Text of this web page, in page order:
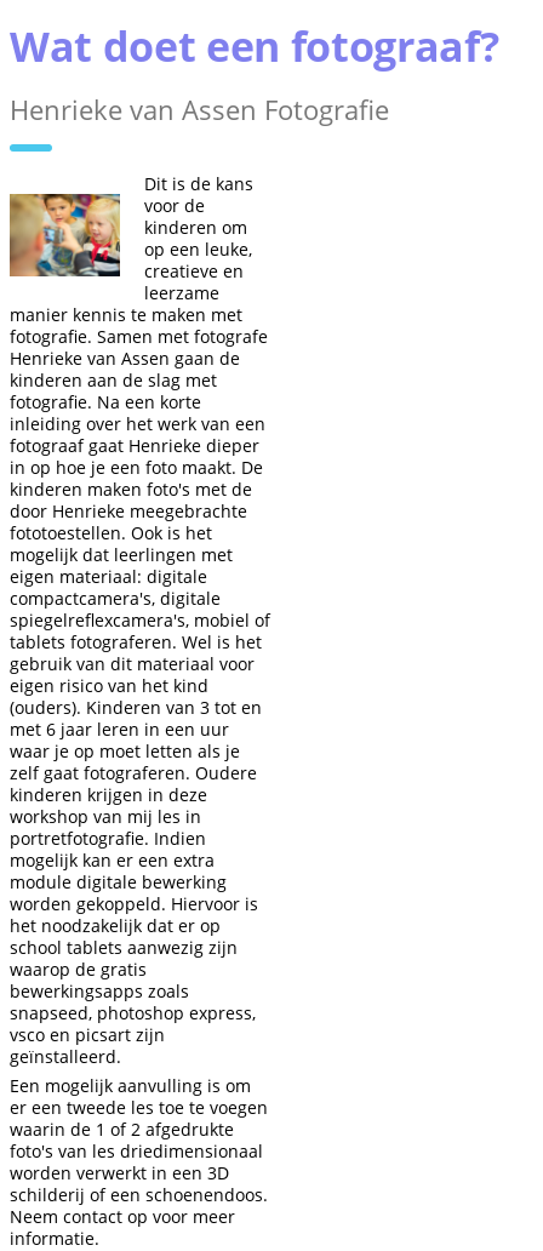
Wat doet een fotograaf?
Henrieke van Assen Fotografie
Dit is de kans
voor de
kinderen om
op een leuke,
creatieve en
leerzame
manier kennis te maken met
fotografie. Samen met fotografe
Henrieke van Assen gaan de
kinderen aan de slag met
fotografie. Na een korte
inleiding over het werk van een
fotograaf gaat Henrieke dieper
in op hoe je een foto maakt. De
kinderen maken foto's met de
door Henrieke meegebrachte
fototoestellen. Ook is het
mogelijk dat leerlingen met
eigen materiaal: digitale
compactcamera's, digitale
spiegelreflexcamera's, mobiel of
tablets fotograferen. Wel is het
gebruik van dit materiaal voor
eigen risico van het kind
(ouders). Kinderen van 3 tot en
met 6 jaar leren in een uur
waar je op moet letten als je
zelf gaat fotograferen. Oudere
kinderen krijgen in deze
workshop van mij les in
portretfotografie. Indien
mogelijk kan er een extra
module digitale bewerking
worden gekoppeld. Hiervoor is
het noodzakelijk dat er op
school tablets aanwezig zijn
waarop de gratis
bewerkingsapps zoals
snapseed, photoshop express,
vsco en picsart zijn
geïnstalleerd.
Een mogelijk aanvulling is om
er een tweede les toe te voegen
waarin de 1 of 2 afgedrukte
foto's van les driedimensionaal
worden verwerkt in een 3D
schilderij of een schoenendoos.
Neem contact op voor meer
informatie.